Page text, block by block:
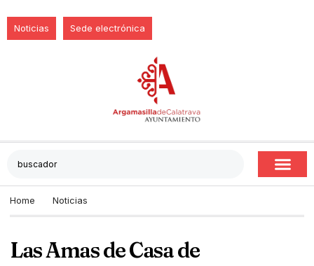
Noticias Sede electrónica
Home Noticias
Las Amas de Casa de